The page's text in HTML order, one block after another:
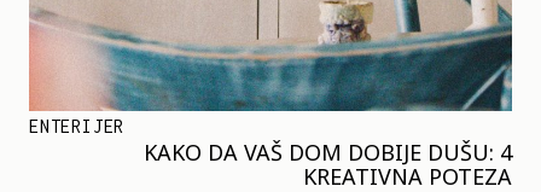
ENTERIJER
KAKO DA VAŠ DOM DOBIJE DUŠU: 4
KREATIVNA POTEZA